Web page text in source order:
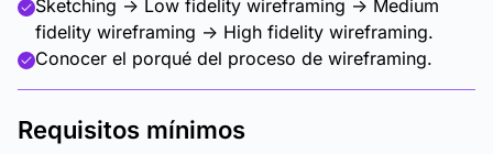
Sketching -> Low fidelity wireframing -> Medium
fidelity wireframing -> High fidelity wireframing.
Conocer el porqué del proceso de wireframing.
Requisitos mínimos